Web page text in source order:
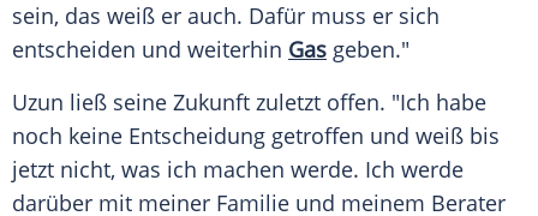
sein, das weiß er auch. Dafür muss er sich
entscheiden und weiterhin Gas geben."
Uzun ließ seine Zukunft zuletzt offen. "Ich habe
noch keine Entscheidung getroffen und weiß bis
jetzt nicht, was ich machen werde. Ich werde
darüber mit meiner Familie und meinem Berater